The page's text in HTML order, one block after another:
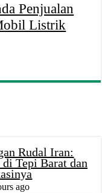
Penjualan
Listrik
Rudal Iran:
Tepi Barat dan
ago